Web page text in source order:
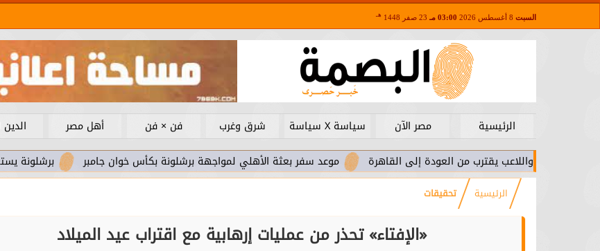
السبت 03:00 مـ 23 صفر 1448 هـ
الرئيسية مصر الآن سياسة X سياسة شرق وغرب فن × فن أهل مصر الدين
برشلونة يستعيد سلاحا موعد سفر بعثة الأهلي لمواجهة برشلونة بكأس خوان جامبر واللاعب يقترب من العودة إلى القاهرة
الرئيسية تحقيقات
«الإفتاء» تحذر من عمليات إرهابية مع اقتراب عيد الميلاد